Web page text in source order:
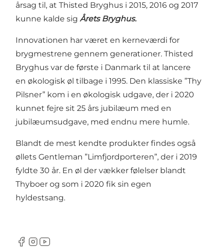
årsag til, at Thisted Bryghus i 2015, 2016 og 2017
kunne kalde sig Årets Bryghus.
Innovationen har været en kerneværdi for
brygmestrene gennem generationer. Thisted
Bryghus var de første i Danmark til at lancere
en økologisk øl tilbage i 1995. Den klassiske ”Thy
Pilsner” kom i en økologisk udgave, der i 2020
kunnet fejre sit 25 års jubilæum med en
jubilæumsudgave, med endnu mere humle.
Blandt de mest kendte produkter findes også
øllets Gentleman ”Limfjordporteren”, der i 2019
fyldte 30 år. En øl der vækker følelser blandt
Thyboer og som i 2020 fik sin egen
hyldestsang.
Facebook
Instagram
YouTube